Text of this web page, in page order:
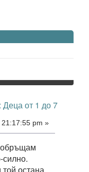
от 1 до 7
pm »
обръщам